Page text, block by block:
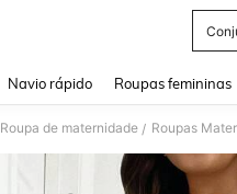
Navio rápido Roupas femininas
Roupa de maternidade / Roupas